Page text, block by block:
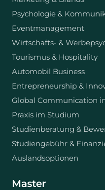
Psychologie &
Eventmanagement
Wirtschafts- &
Tourismus & Hospitality
Automobil Business
Entrepreneurship &
Global Communication
Praxis im Studium
Studienberatung &
Studiengebühr &
Auslandsoptionen
Master